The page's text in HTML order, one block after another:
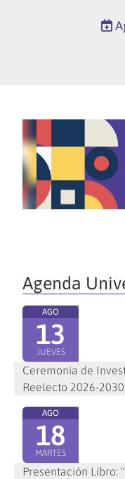
Agenda
AGO
13
JUEVES
Ceremonia de
Reelecto 2026-2030
AGO
18
MARTES
Presentación Libro: